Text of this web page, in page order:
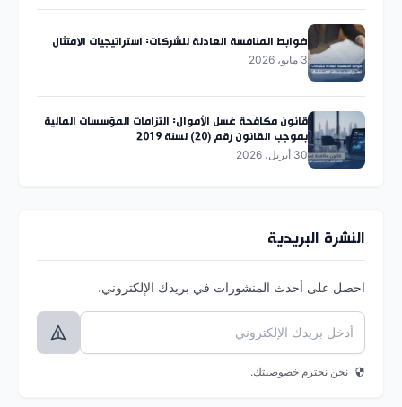
ضوابط المنافسة العادلة للشركات: استراتيجيات الامتثال
3 مايو، 2026
قانون مكافحة غسل الأموال: التزامات المؤسسات المالية
بموجب القانون رقم (20) لسنة 2019
30 أبريل، 2026
النشرة البريدية
احصل على أحدث المنشورات في بريدك الإلكتروني.
نحن نحترم خصوصيتك.